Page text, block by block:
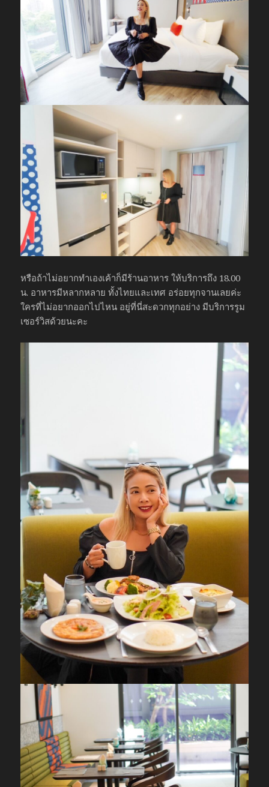
หรือถ้าไม่อยากทำเองเค้าก็มีร้านอาหาร ให้บริการถึง 18.00
น. อาหารมีหลากหลาย ทั้งไทยและเทศ อร่อยทุกจานเลยค่ะ
ใครที่ไม่อยากออกไปไหน อยู่ที่นี่สะดวกทุกอย่าง มีบริการรูม
เซอร์วิสด้วยนะคะ